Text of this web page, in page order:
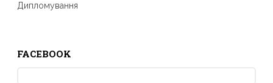
Дипломування
FACEBOOK